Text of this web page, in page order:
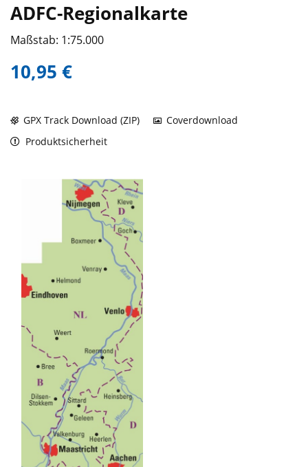
ADFC-Regionalkarte
Maßstab: 1:75.000
10,95 €
GPX Track Download (ZIP)
Coverdownload
Produktsicherheit